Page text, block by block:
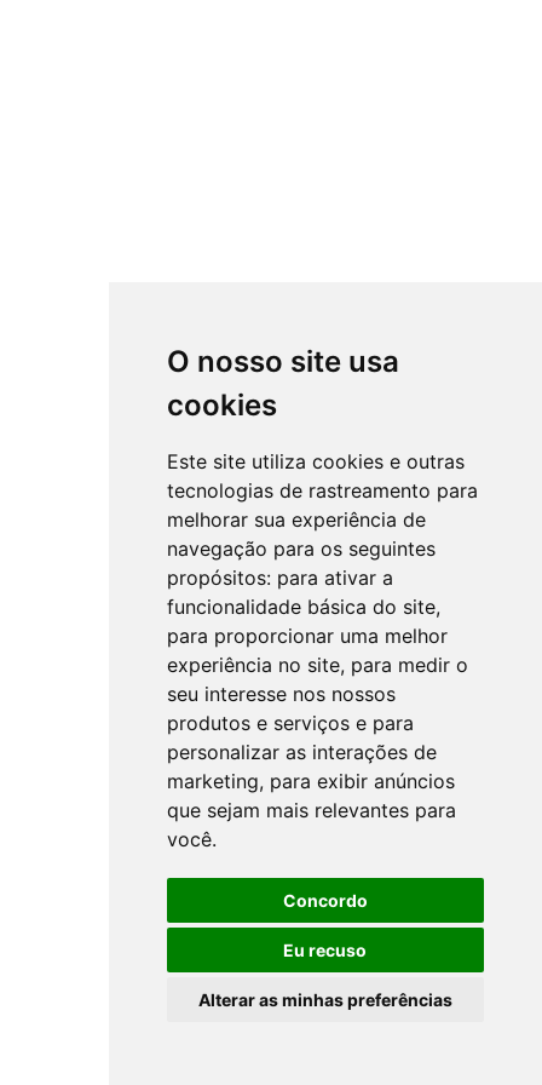
O nosso site usa
cookies
Este site utiliza cookies e outras
tecnologias de rastreamento para
melhorar sua experiência de
navegação para os seguintes
propósitos: para ativar a
funcionalidade básica do site,
para proporcionar uma melhor
experiência no site, para medir o
seu interesse nos nossos
produtos e serviços e para
personalizar as interações de
marketing, para exibir anúncios
que sejam mais relevantes para
você.
Concordo
Eu recuso
Alterar as minhas preferências